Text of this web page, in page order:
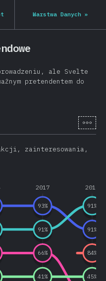
Warstwa Danych »
ale Svelte
pretendentem do
[pl-
zainteresowania,
2017 2018
93%
91 %
91 %
91%
66% 84%
41% 45%